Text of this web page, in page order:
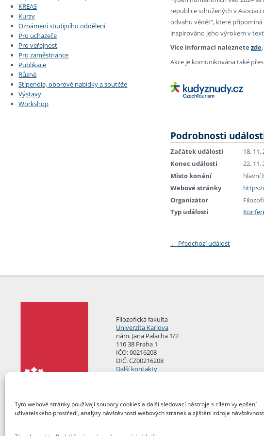
Tyto webové stránky používají soubory cookies a další sledovací nástroje s cílem vylepšení
uživatelského prostředí, analýzy návštěvnosti webových stránek a zjištění zdroje
KREAS
Kurzy
Oznámení studijního oddělení
Pro uchazeče
Pro veřejnost
Pro zaměstnance
Publikace
Různé
Stipendia, oborové nabídky a soutěže
Výstavy
Workshop
republice sdružených v
odvahu vědět“, které
inspirováno jeho výrokem v
Více informací naleznete zde.
Akce je komunikována také
Podrobnosti
Začátek události
18. 11.
Konec události
22. 11.
Místo konání
hlavní
Webové stránky
Organizátor
Typ události
← Předchozí událost
Filozofická fakulta
Univerzita Karlova
nám. Jana Palacha 1/2
116 38 Praha 1
IČO: 00216208
DIČ: CZ00216208
Další kontakty